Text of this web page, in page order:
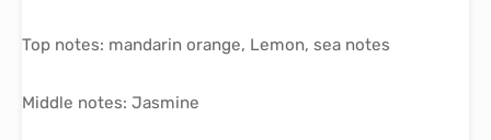
Top notes: mandarin orange, Lemon, sea notes
Middle notes: Jasmine